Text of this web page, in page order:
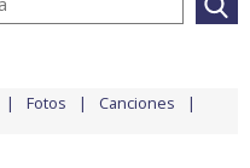
Fotos Canciones